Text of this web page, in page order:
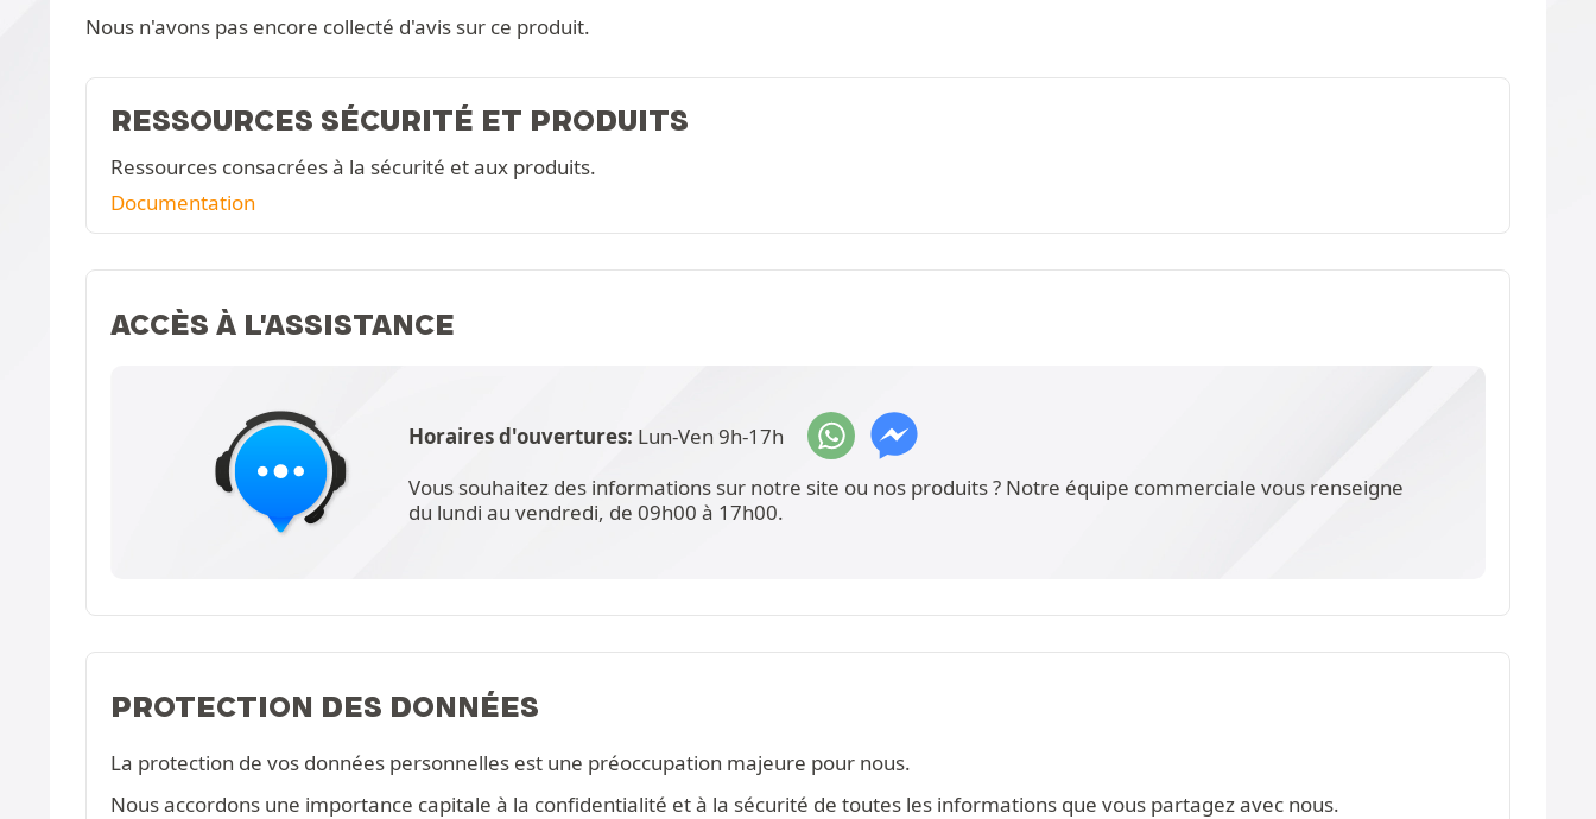
Nous n'avons pas encore collecté d'avis sur ce produit.
RESSOURCES SÉCURITÉ ET PRODUITS
Ressources consacrées à la sécurité et aux produits.
Documentation
ACCÈS À L'ASSISTANCE
Horaires d'ouvertures: Lun-Ven 9h-17h
Vous souhaitez des informations sur notre site ou nos produits ? Notre équipe commerciale vous renseigne
du lundi au vendredi, de 09h00 à 17h00.
PROTECTION DES DONNÉES
La protection de vos données personnelles est une préoccupation majeure pour nous.
Nous accordons une importance capitale à la confidentialité et à la sécurité de toutes les informations que vous partagez avec nous.